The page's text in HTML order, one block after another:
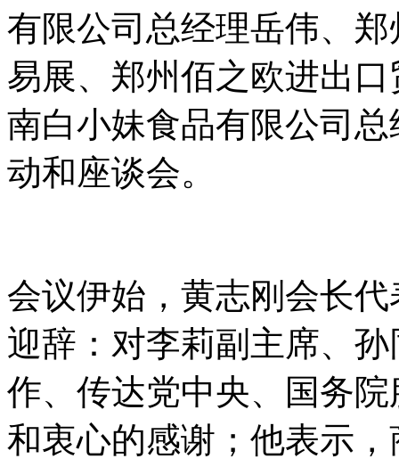
有限公司总经理岳伟、
易展、郑州佰之欧进出
南白小妹食品有限公司
动和座谈会。
会议伊始，黄志刚会长
迎辞：对李莉副主席、
作、传达党中央、国务
和衷心的感谢；他表示